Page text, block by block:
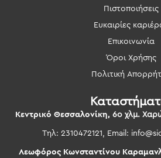
Πιστοποιήσεις
Ευκαιρίες
Επικοινωνία
Όροι Χρήσης
Πολιτική
Κεντρικό Θεσσαλονίκη, 6ο χλμ.
Τηλ: 2310472121, Email:
Λεωφόρος Κωνσταντίνου